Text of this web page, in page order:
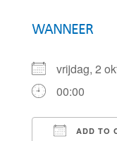
WANNEER
vrijdag, 2
00:00
ADD TO